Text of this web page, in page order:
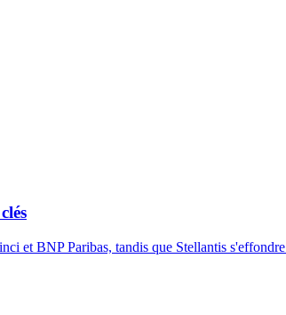
et BNP Paribas, tandis que Stellantis